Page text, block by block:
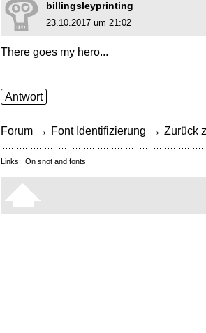
billingsleyprinting
23.10.2017 um 21:02
There goes my hero...
Antwort
Forum → Font Identifizierung → Zurück
Links: On snot and fonts